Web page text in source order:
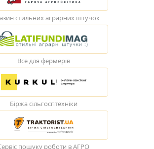
стильних аграрних штучок
Все для фермерів
Біржа сільгосптехніки
пошуку роботи в АГРО